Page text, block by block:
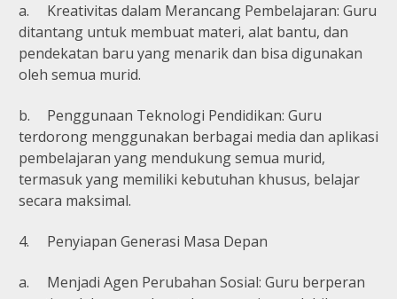
a.
Kreativitas dalam Merancang Pembelajaran: Guru
ditantang untuk membuat materi, alat bantu, dan
pendekatan baru yang menarik dan bisa digunakan
oleh semua murid.
b.
Penggunaan Teknologi Pendidikan: Guru
terdorong menggunakan berbagai media dan aplikasi
pembelajaran yang mendukung semua murid,
termasuk yang memiliki kebutuhan khusus, belajar
secara maksimal.
4. Penyiapan Generasi Masa Depan
a.
Menjadi Agen Perubahan Sosial: Guru berperan